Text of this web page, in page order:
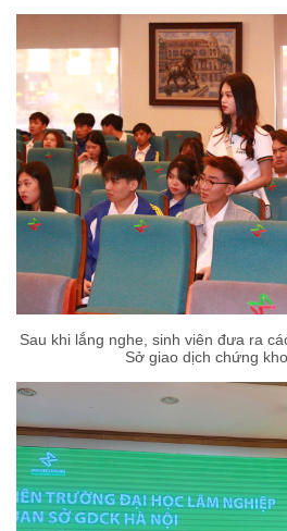
Sau khi lắng nghe, sinh viên đưa ra
Sở giao dịch chứng